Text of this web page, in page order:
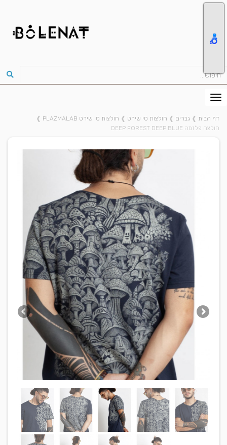
דף הבית ❱ גברים ❱ חולצות טי שירט ❱ חולצות טי שירט PLAZMALAB
❱
חולצה פלזמה DEEP FOREST DEEP BLUE